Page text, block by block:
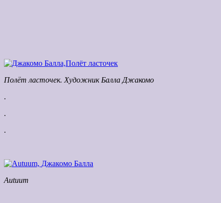
Полёт ласточек. Художник Балла Джакомо
.
.
.
Autuum